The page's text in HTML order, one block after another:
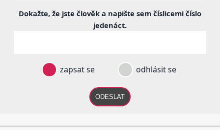
Dokažte, že jste člověk a napište sem číslicemi číslo
jedenáct.
zapsat se odhlásit se
ODESLAT